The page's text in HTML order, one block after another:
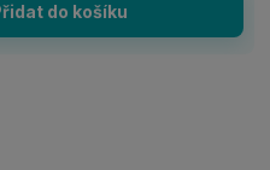
do košíku